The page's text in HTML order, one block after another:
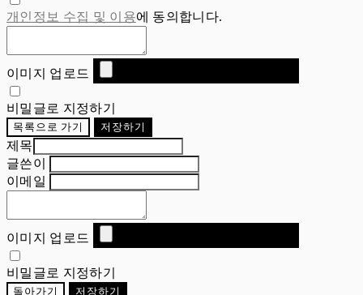
개인정보 수집 및 이용에 동의합니다.
이미지 업로드
비밀글로 지정하기
목록으로 가기 저장하기
제목
글쓴이
이메일
이미지 업로드
비밀글로 지정하기
돌아가기 저장하기